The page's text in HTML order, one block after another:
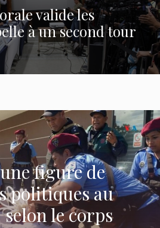
valide les
à un second tour
figure de
politiques au
le corps